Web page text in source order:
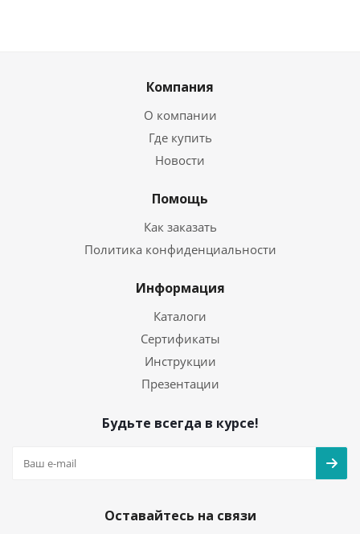
Компания
О компании
Где купить
Новости
Помощь
Как заказать
Политика конфиденциальности
Информация
Каталоги
Сертификаты
Инструкции
Презентации
Будьте всегда в курсе!
Оставайтесь на связи